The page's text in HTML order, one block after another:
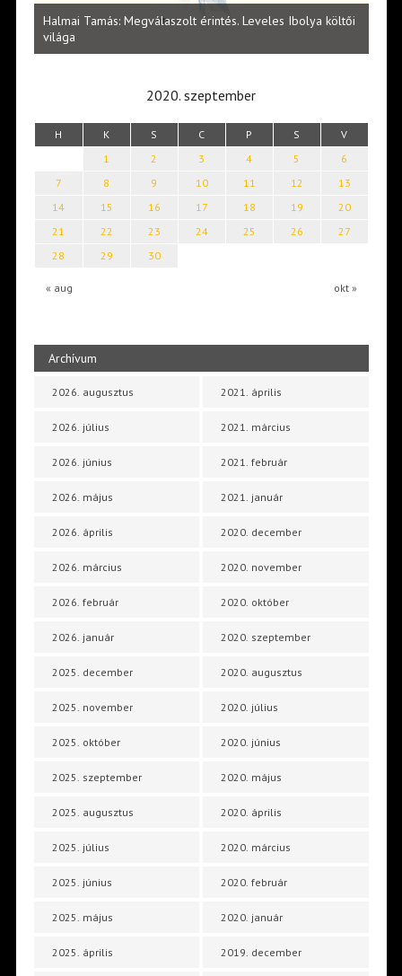
Halmai Tamás: Megválaszolt érintés. Leveles Ibolya költői
világa
2020. szeptember
H K S C P S V
« aug okt »
1 2 3 4 5
6
7
8 9 10 11 12
13
14
15 16 17 18 19
20
21
22 23 24 25 26
27
28
29 30
Archívum
2026. augusztus
2026. július
2026. június
2026. május
2026. április
2026. március
2026. február
2026. január
2025. december
2025. november
2025. október
2025. szeptember
2025. augusztus
2025. július
2025. június
2025. május
2025. április
2021. április
2021. március
2021. február
2021. január
2020. december
2020. november
2020. október
2020. szeptember
2020. augusztus
2020. július
2020. június
2020. május
2020. április
2020. március
2020. február
2020. január
2019. december